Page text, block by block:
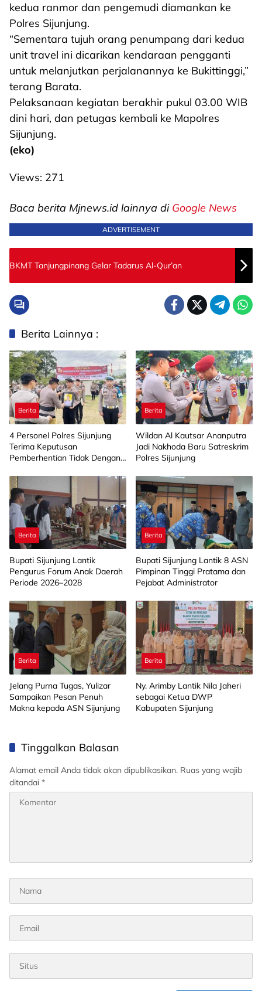
kedua ranmor dan pengemudi diamankan ke
Polres Sijunjung.
“Sementara tujuh orang penumpang dari kedua
unit travel ini dicarikan kendaraan pengganti
untuk melanjutkan perjalanannya ke Bukittinggi,”
terang Barata.
Pelaksanaan kegiatan berakhir pukul 03.00 WIB
dini hari, dan petugas kembali ke Mapolres
Sijunjung.
(eko)
Views: 271
Baca berita Mjnews.id lainnya di Google News
ADVERTISEMENT
BKMT Tanjungpinang Gelar Tadarus Al-Qur’an
Berita Lainnya :
Berita
4 Personel Polres Sijunjung
Terima Keputusan
Pemberhentian Tidak Dengan
Berita
Wildan Al Kautsar Ananputra
Jadi Nakhoda Baru Satreskrim
Polres Sijunjung
Berita
Bupati Sijunjung Lantik
Pengurus Forum Anak Daerah
Periode 2026–2028
Berita
Bupati Sijunjung Lantik 8 ASN
Pimpinan Tinggi Pratama dan
Pejabat Administrator
Berita
Jelang Purna Tugas, Yulizar
Sampaikan Pesan Penuh
Makna kepada ASN Sijunjung
Berita
Ny. Arimby Lantik Nila Jaheri
sebagai Ketua DWP
Kabupaten Sijunjung
Tinggalkan Balasan
Alamat email Anda tidak akan dipublikasikan. Ruas yang wajib
ditandai *